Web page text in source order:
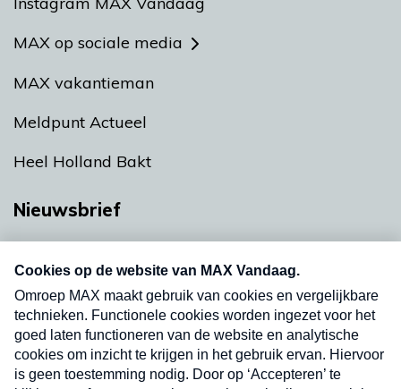
MAX op sociale media
MAX vakantieman
Meldpunt Actueel
Heel Holland Bakt
Nieuwsbrief
nieuwsbrief. Elke vrijdag- en dinsdagochtend in
uw mailbox.
Verzend